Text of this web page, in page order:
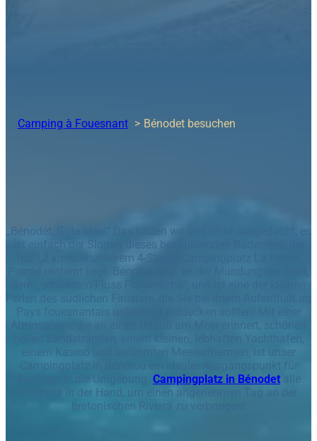
Camping à Fouesnant Bénodet besuchen
„Bénodet, Gute Idee!“ Das haben wir uns nicht ausgedacht, es
ist einfach der Slogan dieses bezaubernden Badeortes, der
nur 12 km von unserem 4-Sterne-Campingplatz La Roche
Percée entfernt liegt. Bénodet liegt an der Mündung der Odet,
dem „schönsten Fluss Frankreichs“, und ist eine der kleinen
Pays fouesnantais unbedingt entdecken sollten! Mit einer
einem Kasino und berühmten Meeresthermen, ist unser
Campingplatz in Bénétou ein idealer Ausgangspunkt für
Campingplatz in Bénodet alle
Trümpfe in der Hand, um einen angenehmen Tag an der
bretonischen Riviera zu verbringen!